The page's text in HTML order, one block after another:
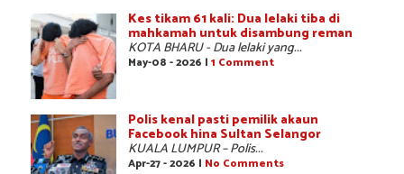
Kes tikam 61 kali: Dua lelaki tiba di
mahkamah untuk disambung reman
KOTA BHARU - Dua lelaki yang...
May-08 - 2026 | 1 Comment
Polis kenal pasti pemilik akaun
Facebook hina Sultan Selangor
KUALA LUMPUR – Polis...
Apr-27 - 2026 | No Comments